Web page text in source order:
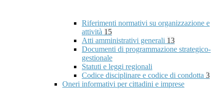
Riferimenti normativi su organizzazione e
attività 15
Atti amministrativi generali 13
Documenti di programmazione strategico-
gestionale
Statuti e leggi regionali
Codice disciplinare e codice di condotta 3
Oneri informativi per cittadini e imprese